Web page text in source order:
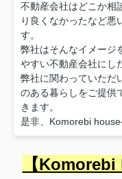
不動産会社はどこか相
り良くなかったなど悪
す。
弊社はそんなイメージ
やすい不動産会社にし
弊社に関わっていただ
のある暮らしをご提供
きます。
是非、Komorebi house
【